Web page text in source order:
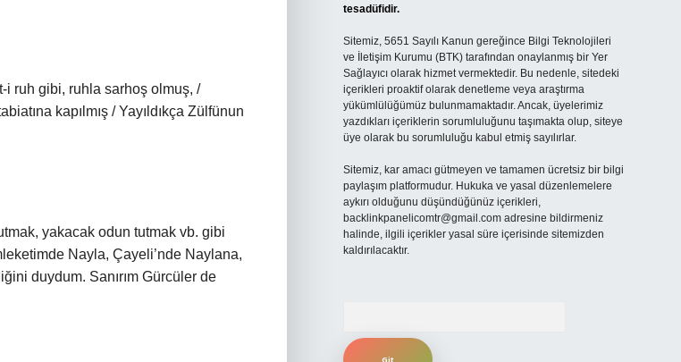
kapılmış / Yayıldıkça Zülfünun
yakacak odun tutmak vb. gibi
Nayla, Çayeli’nde Naylana,
duydum. Sanırım Gürcüler de
tesadüfidir.
Sitemiz, 5651 Sayılı Kanun gereğince Bilgi Teknolojileri
ve İletişim Kurumu (BTK) tarafından onaylanmış bir Yer
Sağlayıcı olarak hizmet vermektedir. Bu nedenle, sitedeki
içerikleri proaktif olarak denetleme veya araştırma
yükümlülüğümüz bulunmamaktadır. Ancak, üyelerimiz
yazdıkları içeriklerin sorumluluğunu taşımakta olup, siteye
üye olarak bu sorumluluğu kabul etmiş sayılırlar.
Sitemiz, kar amacı gütmeyen ve tamamen ücretsiz bir bilgi
paylaşım platformudur. Hukuka ve yasal düzenlemelere
aykırı olduğunu düşündüğünüz içerikleri,
backlinkpanelicomtr@gmail.comadresine bildirmeniz
halinde, ilgili içerikler yasal süre içerisinde sitemizden
kaldırılacaktır.